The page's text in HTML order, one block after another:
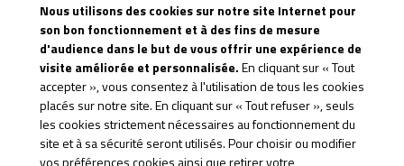
MARCHÉS PUBLICS
REVUE DE PRESSE
CONTACTEZ-NOUS
CGU &
CONFIDENTIALITÉ
contact@te83.fr
Nous utilisons des cookies sur notre site Internet pour
son bon fonctionnement et à des fins de mesure
d'audience dans le but de vous offrir une expérience de
visite améliorée et personnalisée.En cliquant sur « Tout
accepter », vous consentez à l'utilisation de tous les cookies
placés sur notre site. En cliquant sur « Tout refuser », seuls
les cookies strictement nécessaires au fonctionnement du
site et à sa sécurité seront utilisés. Pour choisir ou modifier
vos préférences cookies ainsi que retirer votre